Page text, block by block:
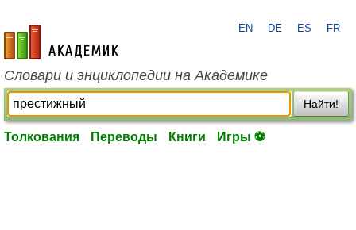
academic.ru
EN DE ES FR
Словари и энциклопедии на Академике
Найти!
Толкования Переводы Книги Игры ⚽